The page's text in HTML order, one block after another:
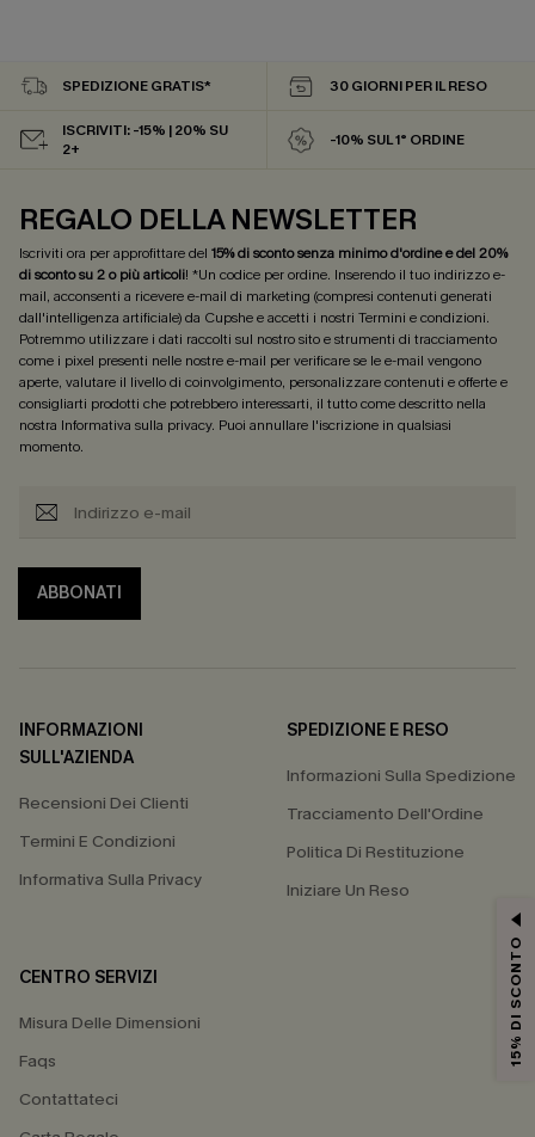
SPEDIZIONE GRATIS* 30 GIORNI PER IL RESO
ISCRIVITI: -15% | 20% SU
2+
-10% SUL 1° ORDINE
REGALO DELLA NEWSLETTER
Iscriviti ora per approfittare del 15% di sconto senza minimo d'ordine e del 20%
di sconto su 2 o più articoli! *Un codice per ordine. Inserendo il tuo indirizzo e-
mail, acconsenti a ricevere e-mail di marketing (compresi contenuti generati
dall'intelligenza artificiale) da Cupshe e accetti i nostri Termini e condizioni.
Potremmo utilizzare i dati raccolti sul nostro sito e strumenti di tracciamento
come i pixel presenti nelle nostre e-mail per verificare se le e-mail vengono
aperte, valutare il livello di coinvolgimento, personalizzare contenuti e offerte e
consigliarti prodotti che potrebbero interessarti, il tutto come descritto nella
nostra Informativa sulla privacy. Puoi annullare l'iscrizione in qualsiasi
momento.
ABBONATI
INFORMAZIONI
SULL'AZIENDA
Recensioni Dei Clienti
Termini E Condizioni
Informativa Sulla Privacy
SPEDIZIONE E RESO
Informazioni Sulla Spedizione
Tracciamento Dell'Ordine
Politica Di Restituzione
Iniziare Un Reso
CENTRO SERVIZI
Misura Delle Dimensioni
Faqs
Contattateci
15% DI SCONTO